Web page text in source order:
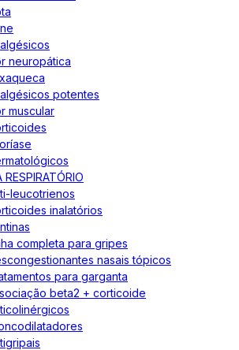
neuropática
potentes
muscular
RESPIRATÓRIO
leucotrienos
inalatórios
completa para gripes
nasais tópicos
para garganta
beta2 + corticoide